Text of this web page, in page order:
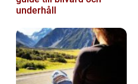
underhåll